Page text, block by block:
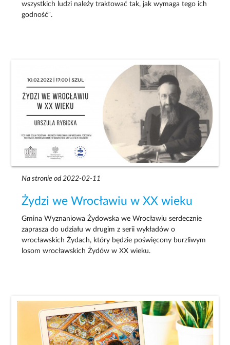
wszystkich ludzi należy traktować tak, jak wymaga tego ich
godność”.
Na stronie od 2022-02-11
Żydzi we Wrocławiu w XX wieku
Gmina Wyznaniowa Żydowska we Wrocławiu serdecznie
zaprasza do udziału w drugim z serii wykładów o
wrocławskich Żydach, który będzie poświęcony burzliwym
losom wrocławskich Żydów w XX wieku.